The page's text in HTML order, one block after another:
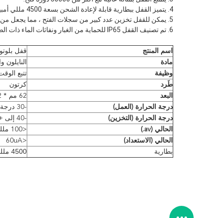
4. يتميز القفل ببطارية قابلة لإعادة الشحن بسعة 4500 مللي أمبير في الساعة.
5. يمكن للقفل تخزين عدد كبير من سجلات الفتح ، مما يجعل من السهل تتبع سجل الوصول.
6. تم تصنيف القفل IP65 للحماية من الغبار ونفاثات الماء ذات الضغط المنخفض ، مما يجعلها مناسبة للاستخدام في الهواء الطلق.
اسم المنتج
قفل
مادة
النايلون
وظيفة
تتبع
طَرد
كرتون
البعد
62 مم * 82 مم * 28 مم
درجة الحرارة (العمل)
-30 درجة مئوية إلى +70 درجة مئوية
درجة الحرارة (التخزين)
-40 إلى + 85
الحالي (av.)
<100 مللي أمبير
الحالي (الاستعداد)
<60uA
بطارية 4500 مللي أمبير